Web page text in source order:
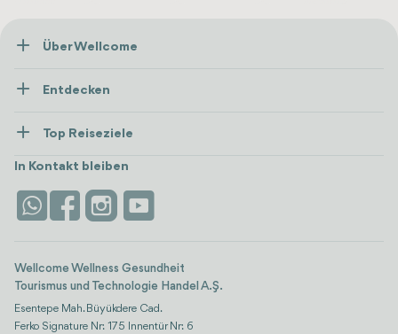
Über Wellcome
Presse
Vertrauen & Sicherheit
Kontaktieren Sie uns
Entdecken
Wellness
Unterkünfte
Attraktionen
Bewertungen
Top Reiseziele
Alle anzeigen
Istanbul
In Kontakt bleiben
Wellcome Wellness Gesundheit
Tourismus und Technologie Handel A.Ş.
Esentepe Mah. Büyükdere Cad.
Ferko Signature Nr: 175 Innentür Nr: 6